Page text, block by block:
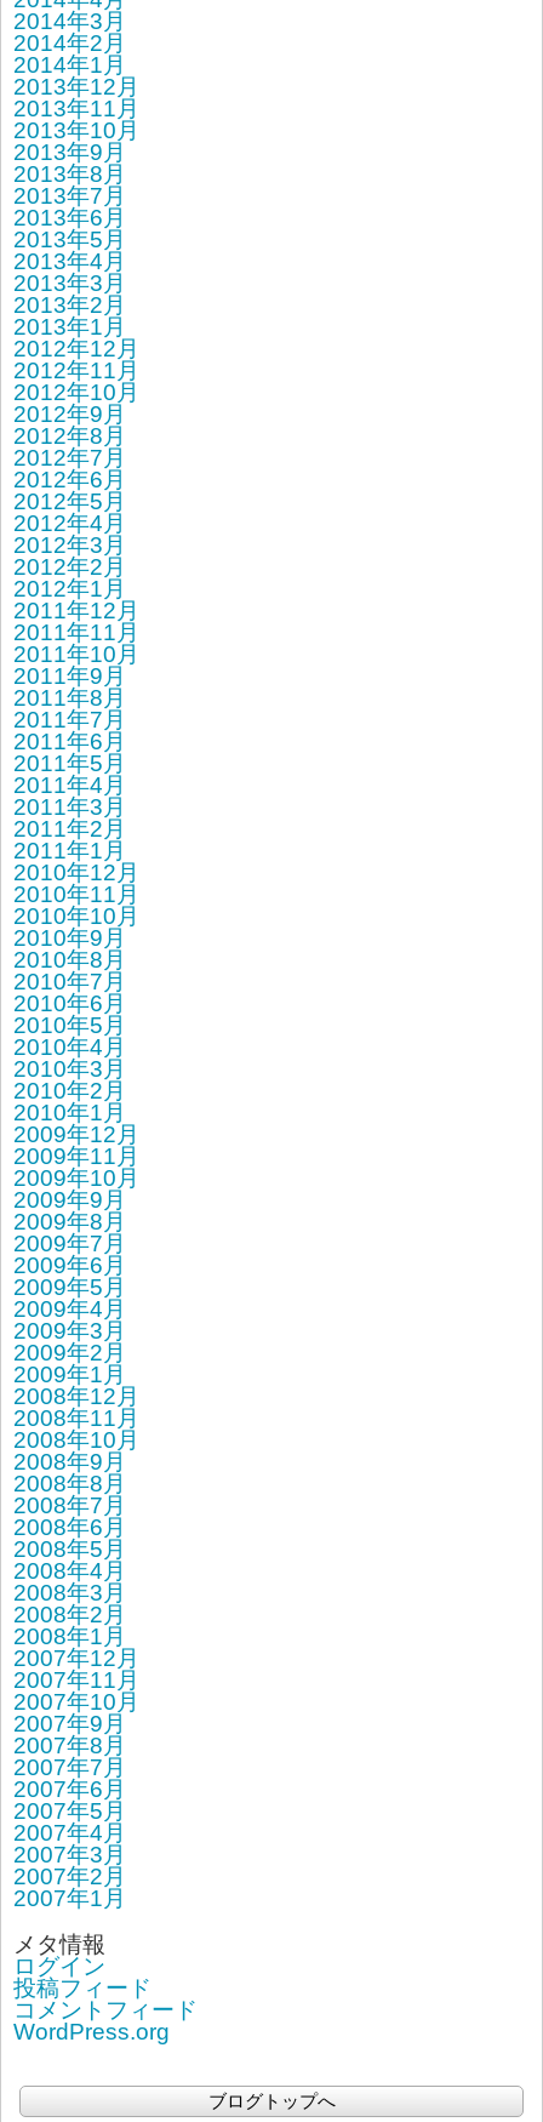
2014年3月
2014年2月
2014年1月
2013年12月
2013年11月
2013年10月
2013年9月
2013年8月
2013年7月
2013年6月
2013年5月
2013年4月
2013年3月
2013年2月
2013年1月
2012年12月
2012年11月
2012年10月
2012年9月
2012年8月
2012年7月
2012年6月
2012年5月
2012年4月
2012年3月
2012年2月
2012年1月
2011年12月
2011年11月
2011年10月
2011年9月
2011年8月
2011年7月
2011年6月
2011年5月
2011年4月
2011年3月
2011年2月
2011年1月
2010年12月
2010年11月
2010年10月
2010年9月
2010年8月
2010年7月
2010年6月
2010年5月
2010年4月
2010年3月
2010年2月
2010年1月
2009年12月
2009年11月
2009年10月
2009年9月
2009年8月
2009年7月
2009年6月
2009年5月
2009年4月
2009年3月
2009年2月
2009年1月
2008年12月
2008年11月
2008年10月
2008年9月
2008年8月
2008年7月
2008年6月
2008年5月
2008年4月
2008年3月
2008年2月
2008年1月
2007年12月
2007年11月
2007年10月
2007年9月
2007年8月
2007年7月
2007年6月
2007年5月
2007年4月
2007年3月
2007年2月
2007年1月
メタ情報
ログイン
投稿フィード
コメントフィード
WordPress.org
ブログトップへ